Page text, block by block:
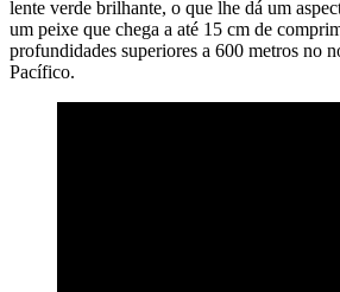
lente verde brilhante, o que lhe dá um
um peixe que chega a até 15 cm de
profundidades superiores a 600 metros no
Pacífico.